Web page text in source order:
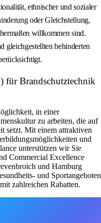
ethnischer und sozialer
oder Gleichstellung,
willkommen sind.
gleichgestellten behinderten
für Brandschutztechnik
in einer
zu arbeiten, die auf
setzt. Mit einem attraktiven
und
unterstützen wir Sie
Commercial Excellence
und Hamburg
und Sportangeboten
zahlreichen Rabatten.